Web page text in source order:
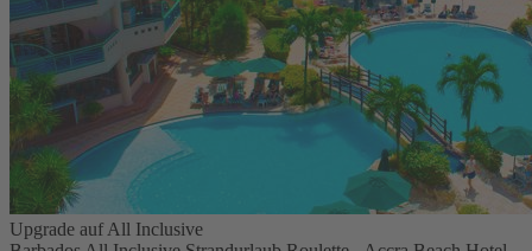
Upgrade auf All Inclusive